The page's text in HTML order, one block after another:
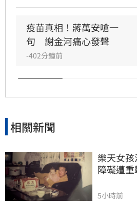
國民黨過往指控民進黨阻擋
遭翻出，國民黨發文反擊卻
區遭大批民眾湧入洗版，質
論道歉，政治攻防戰火持續
司法判決
疫苗真相！蔣萬安嗆一
句　謝金河痛心發聲
-402分鐘前
相關新聞
樂天女
障礙遭重
5小時前